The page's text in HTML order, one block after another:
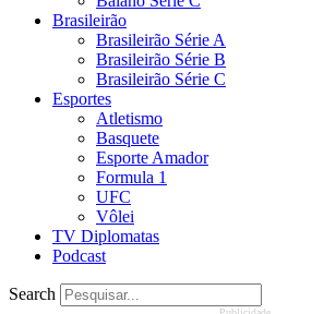
Brasileirão
Brasileirão Série A
Brasileirão Série B
Brasileirão Série C
Esportes
Atletismo
Basquete
Esporte Amador
Formula 1
UFC
Vôlei
TV Diplomatas
Podcast
Search